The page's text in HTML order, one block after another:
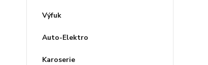
Výfuk
Auto-Elektro
Karoserie